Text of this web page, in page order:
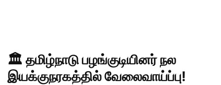
🏛️ தமிழ்நாடு பழங்குடியினர் நல
இயக்குநரகத்தில் வேலைவாய்ப்பு!